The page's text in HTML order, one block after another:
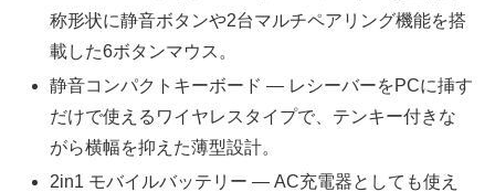
称形状に静音ボタンや2台マルチペアリング機能を搭
載した6ボタンマウス。
静音コンパクトキーボード — レシーバーをPCに挿す
だけで使えるワイヤレスタイプで、テンキー付きな
がら横幅を抑えた薄型設計。
2in1 モバイルバッテリー — AC充電器としても使え